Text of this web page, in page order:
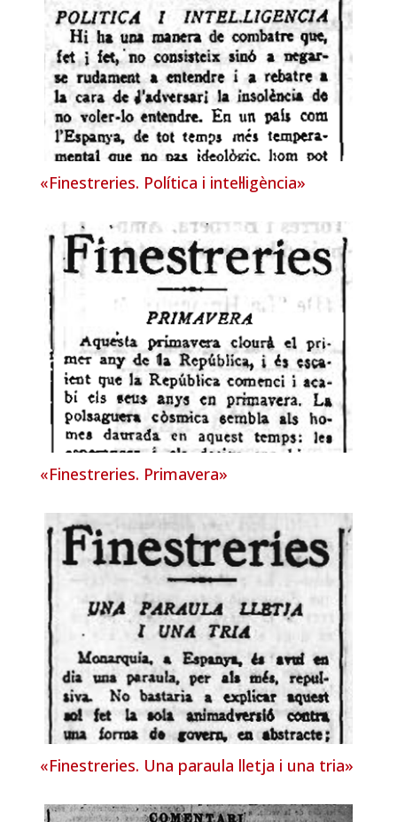
«Finestreries. Política i intel·ligència»
«Finestreries. Primavera»
«Finestreries. Una paraula lletja i una tria»